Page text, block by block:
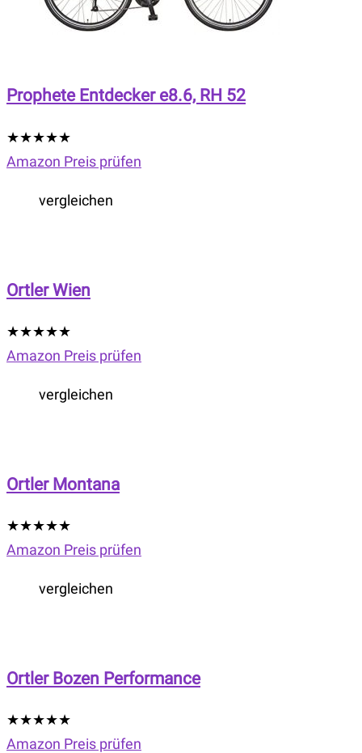
Prophete Entdecker e8.6, RH 52
★★★★★
Amazon Preis prüfen
vergleichen
Ortler Wien
★★★★★
Amazon Preis prüfen
vergleichen
Ortler Montana
★★★★★
Amazon Preis prüfen
vergleichen
Ortler Bozen Performance
★★★★★
Amazon Preis prüfen